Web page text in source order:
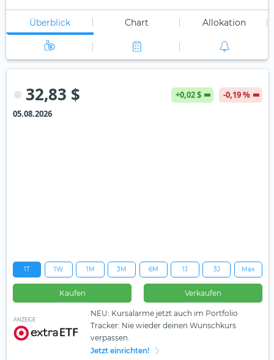
Überblick Chart Allokation
32,83 $ +0,02 $
-0,19 %
05.08.2026
1T 1W 1M 3M 6M 1J 3J Max
Kaufen Verkaufen
ANZEIGE
NEU: Kursalarme jetzt auch im Portfolio
Tracker: Nie wieder deinen Wunschkurs
verpassen.
Jetzt einrichten!